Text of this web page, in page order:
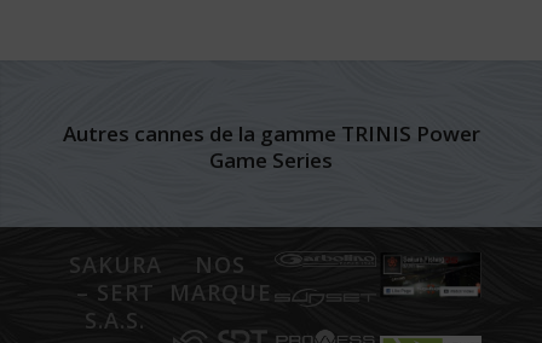
Autres cannes de la gamme TRINIS Power
Game Series
SAKURA
– SERT
S.A.S.
NOS
MARQUES